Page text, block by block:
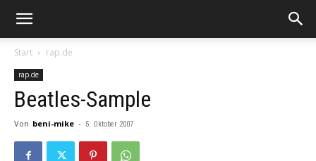
Start rap.de
rap.de
Beatles-Sample
Von beni-mike - 5. Oktober 2007